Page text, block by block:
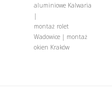
aluminiowe Kalwaria
|
montaż rolet
Wadowice | montaż
okien Kraków